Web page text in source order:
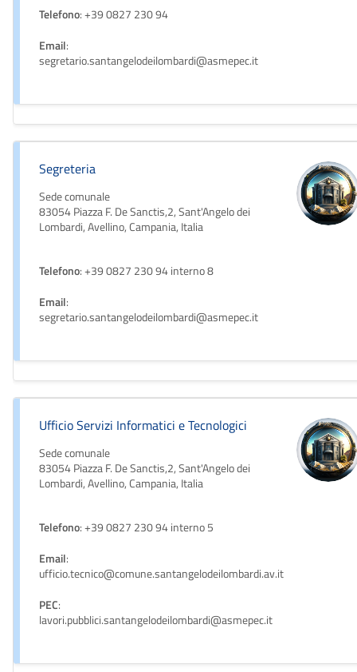
Telefono: +39 0827 230 94
Email:
segretario.santangelodeilombardi@asmepec.it
Segreteria
Sede comunale
83054 Piazza F. De Sanctis,2, Sant'Angelo dei
Lombardi, Avellino, Campania, Italia
Telefono: +39 0827 230 94 interno 8
Email:
segretario.santangelodeilombardi@asmepec.it
Ufficio Servizi Informatici e Tecnologici
Sede comunale
83054 Piazza F. De Sanctis,2, Sant'Angelo dei
Lombardi, Avellino, Campania, Italia
Telefono: +39 0827 230 94 interno 5
Email:
ufficio.tecnico@comune.santangelodeilombardi.av.it
PEC:
lavori.pubblici.santangelodeilombardi@asmepec.it